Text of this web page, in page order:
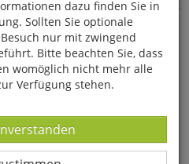
Pendel
dazu finden Sie in
Sollten Sie optionale
nur mit zwingend
Bitte beachten Sie, dass
womöglich nicht mehr alle
Verfügung stehen.
-